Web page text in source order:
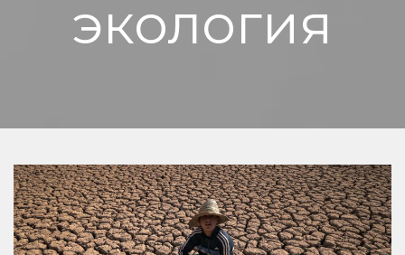
навигации
экология